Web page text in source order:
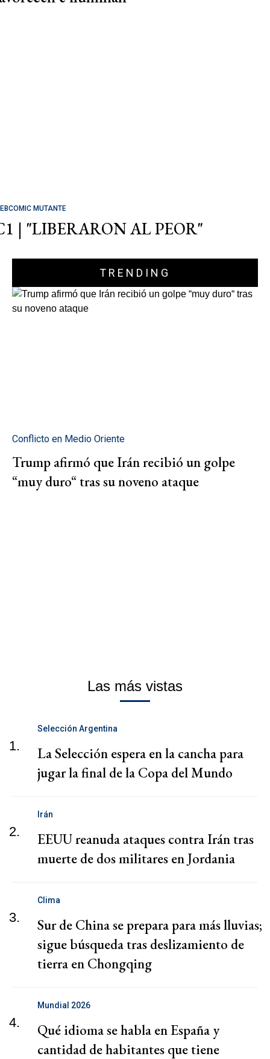
MUTANTE
| "LIBERARON AL PEOR"
TRENDING
Conflicto en Medio Oriente
Trump afirmó que Irán recibió un golpe
“muy duro“ tras su noveno ataque
Las más vistas
1.
Selección Argentina
La Selección espera en la cancha para
jugar la final de la Copa del Mundo
2.
Irán
EEUU reanuda ataques contra Irán tras
muerte de dos militares en Jordania
3.
Clima
Sur de China se prepara para más lluvias;
sigue búsqueda tras deslizamiento de
tierra en Chongqing
4.
Mundial 2026
Qué idioma se habla en España y
cantidad de habitantes que tiene